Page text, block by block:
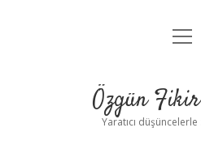
Anasayfa
Yasal
Özgün
Yaratıcı